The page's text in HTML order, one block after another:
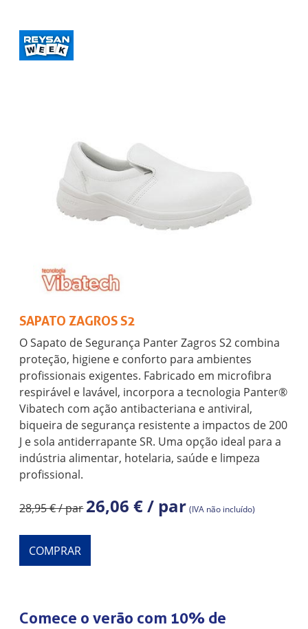
SAPATO ZAGROS S2
O Sapato de Segurança Panter Zagros S2 combina
proteção, higiene e conforto para ambientes
profissionais exigentes. Fabricado em microfibra
respirável e lavável, incorpora a tecnologia Panter®
Vibatech com ação antibacteriana e antiviral,
biqueira de segurança resistente a impactos de 200
J e sola antiderrapante SR. Uma opção ideal para a
indústria alimentar, hotelaria, saúde e limpeza
profissional.
28,95 € / par 26,06 € / par (IVA não incluído)
COMPRAR
Comece o verão com 10% de